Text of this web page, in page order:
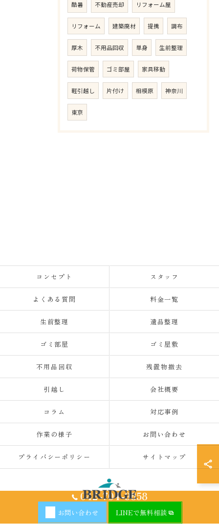
酷暑 不動産売却 リフォーム屋
リフォーム 建築廃材 提携 調布
厚木 不用品回収 単身 生前整理
荷物保管 ゴミ部屋 家具移動
軽引越し 片付け 相模原 神奈川
東京
042-704-9858
お問い合わせ LINEで無料相談
コンセプト スタッフ
よくある質問 料金一覧
生前整理 遺品整理
ゴミ部屋 ゴミ屋敷
不用品回収 残置物撤去
引越し 会社概要
コラム 対応事例
作業の様子 お問い合わせ
プライバシーポリシー サイトマップ
© 2026 神奈川県厚木の不用品回収ならBRIDGE ALL RIGHTS RESERVED.